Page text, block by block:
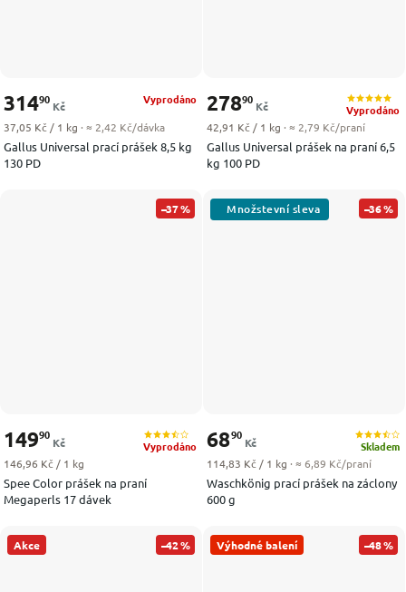
Gallus Universal prací prášek 8,5 kg
130 PD
Vyprodáno
31490
Kč
Měrná cena:
37,05 Kč / 1 kg · ≈ 2,42 Kč/dávka
Gallus Universal prášek na praní 6,5
kg 100 PD
Vyprodáno
27890
Kč
Měrná cena:
42,91 Kč / 1 kg · ≈ 2,79 Kč/praní
–37 %
Spee Color prášek na praní
Megaperls 17 dávek
Vyprodáno
14990
Kč
Měrná cena:
146,96 Kč / 1 kg
–36 %
Waschkönig prací prášek na záclony
600 g
Skladem
6890
Kč
Měrná cena:
114,83 Kč / 1 kg · ≈ 6,89 Kč/praní
Akce –42 % Výhodné balení –48 %